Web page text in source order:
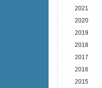
2021
2020
2019
2018
2017
2016
2015